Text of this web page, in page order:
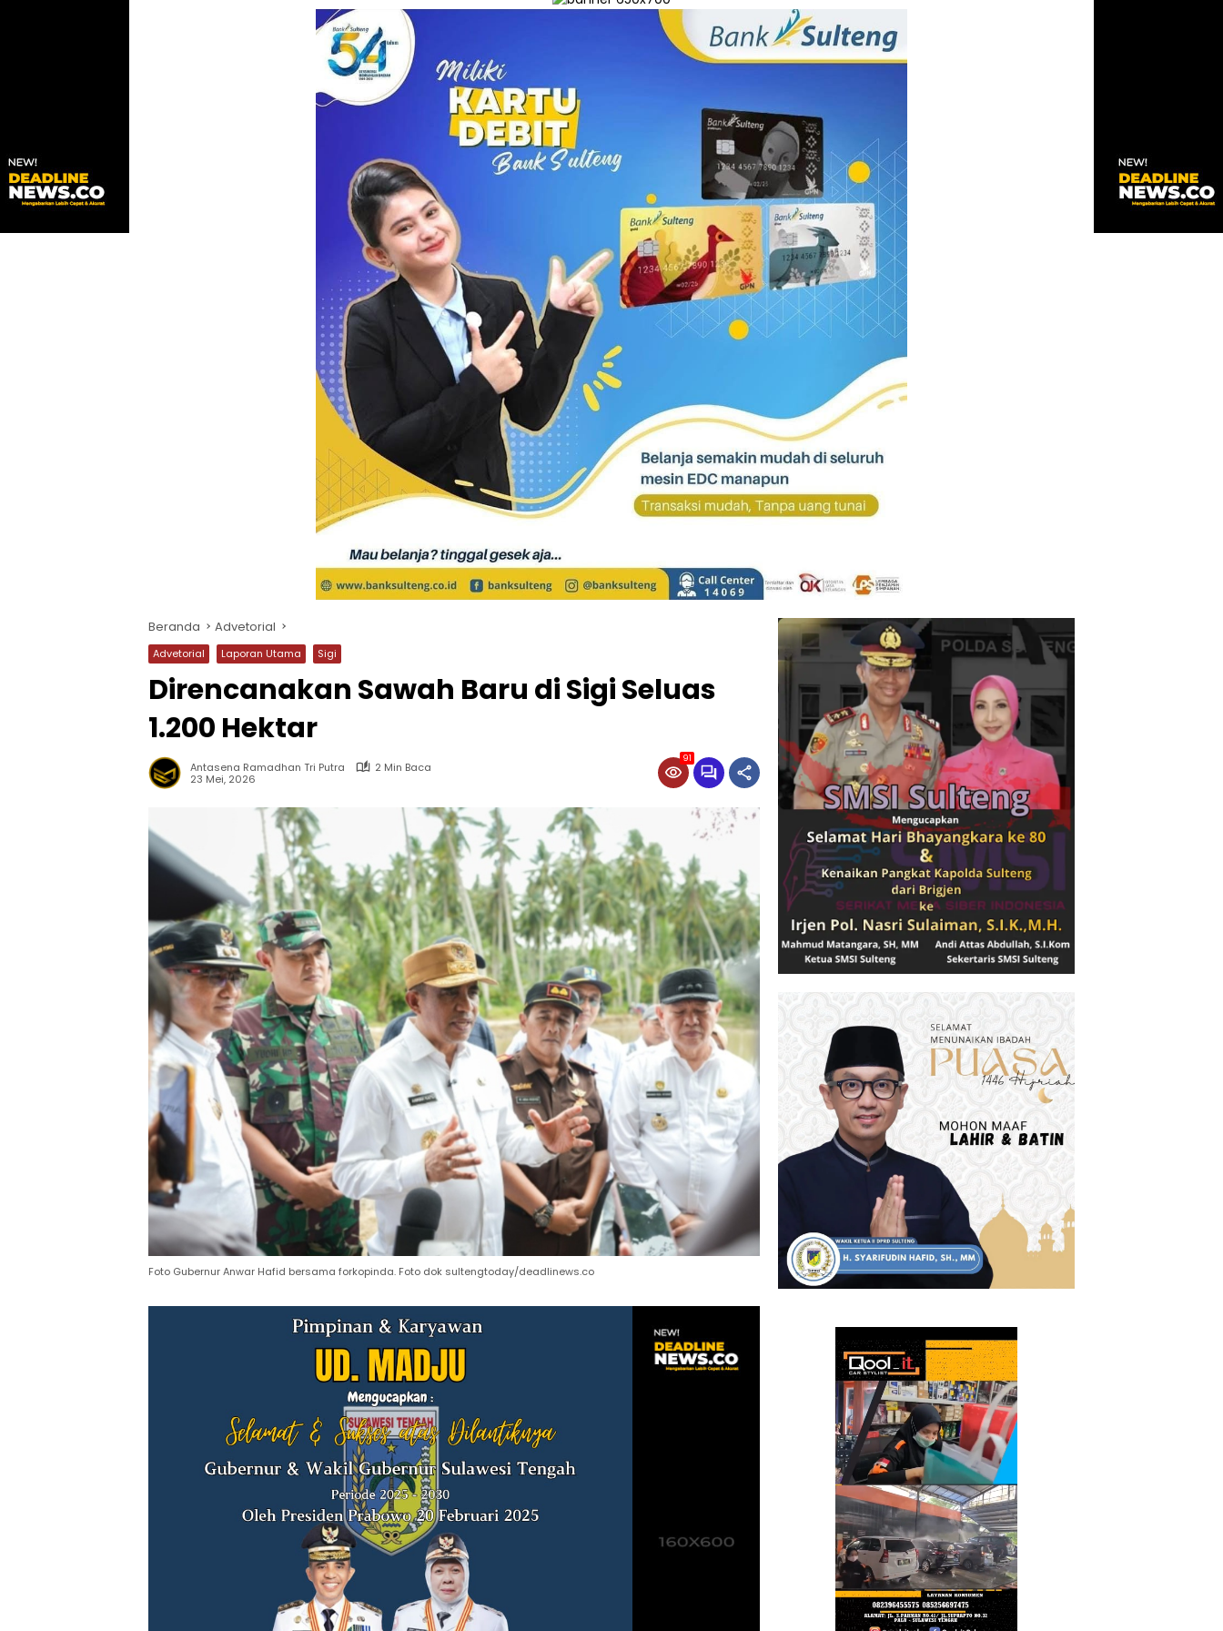
Beranda Advetorial
Advetorial Laporan Utama Sigi
Direncanakan Sawah Baru di Sigi Seluas
1.200 Hektar
Antasena Ramadhan Tri Putra
2 Min Baca
23 Mei, 2026
91
Foto Gubernur Anwar Hafid bersama forkopinda. Foto dok sultengtoday/deadlinews.co